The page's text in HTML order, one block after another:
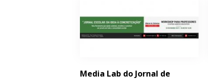
Media Lab do Jornal de